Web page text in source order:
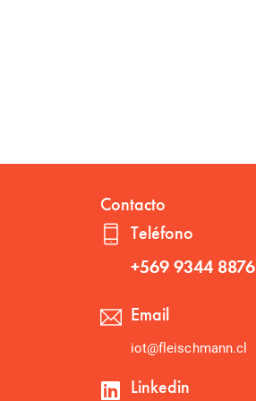
Contacto
Teléfono
+569 9344 8876
Email
iot@fleischmann.cl
Linkedin